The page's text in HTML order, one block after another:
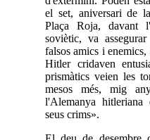
el set, aniversari de
Plaça Roja,
soviètic, va
falsos amics i
Hitler cridaven
prismàtics veien les
mesos més, mig
l'Alemanya hitleriana
seus crims».